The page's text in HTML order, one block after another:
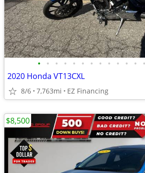
• • • • • • • • • • • • •
2020 Honda VT13CXL
8/6 7,763mi EZ Financing
$8,500